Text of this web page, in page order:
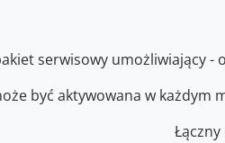
serwisowy umożliwiający
być aktywowana w każdym